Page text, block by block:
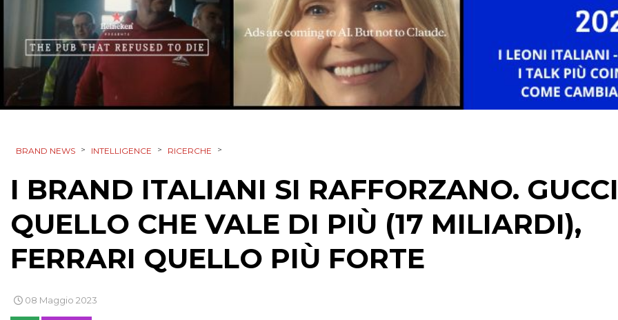
RICERCHE
PREVISIONI/SCENARI
NORMATIVE
TREND
BRAND NEWS > INTELLIGENCE > RICERCHE >
I BRAND ITALIANI SI RAFFORZANO.
QUELLO CHE VALE DI PIÙ (17 MILIARDI),
FERRARI QUELLO PIÙ FORTE
08 Maggio 2023